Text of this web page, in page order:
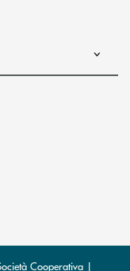
di posta
elettronica)
Cooperativa |